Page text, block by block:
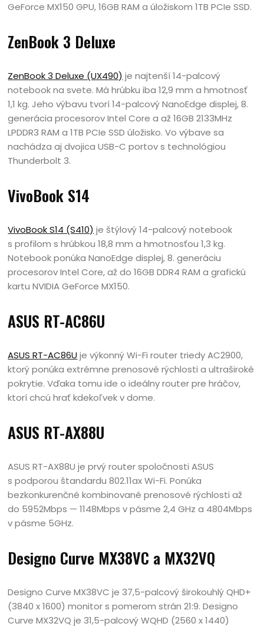
GeForce MX150 GPU, 16GB RAM a úložiskom 1TB PCIe SSD.
ZenBook 3 Deluxe
ZenBook 3 Deluxe (UX490) je najtenší 14-palcový
notebook na svete. Má hrúbku iba 12,9 mm a hmotnosť
1,1 kg. Jeho výbavu tvorí 14-palcový NanoEdge displej, 8.
generácia procesorov Intel Core a až 16GB 2133MHz
LPDDR3 RAM a 1TB PCIe SSD úložisko. Vo výbave sa
nachádza aj dvojica USB-C portov s technológiou
Thunderbolt 3.
VivoBook S14
VivoBook S14 (S410) je štýlový 14-palcový notebook
s profilom s hrúbkou 18,8 mm a hmotnosťou 1,3 kg.
Notebook ponúka NanoEdge displej, 8. generáciu
procesorov Intel Core, až do 16GB DDR4 RAM a grafickú
kartu NVIDIA GeForce MX150.
ASUS RT-AC86U
ASUS RT-AC86U je výkonný Wi-Fi router triedy AC2900,
ktorý ponúka extrémne prenosové rýchlosti a ultraširoké
pokrytie. Vďaka tomu ide o ideálny router pre hráčov,
ktorí chcú hrať kdekoľvek v dome.
ASUS RT-AX88U
ASUS RT-AX88U je prvý router spoločnosti ASUS
s podporou štandardu 802.11ax Wi-Fi. Ponúka
bezkonkurenčné kombinované prenosové rýchlosti až
do 5952Mbps — 1148Mbps v pásme 2,4 GHz a 4804Mbps
v pásme 5GHz.
Designo Curve MX38VC a MX32VQ
Designo Curve MX38VC je 37,5-palcový širokouhlý QHD+
(3840 x 1600) monitor s pomerom strán 21:9. Designo
Curve MX32VQ je 31,5-palcový WQHD (2560 x 1440)